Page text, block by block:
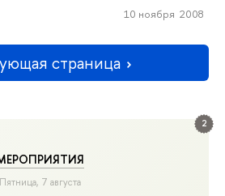
2
Пятница, 7 августа
10 ноября 2008
страница